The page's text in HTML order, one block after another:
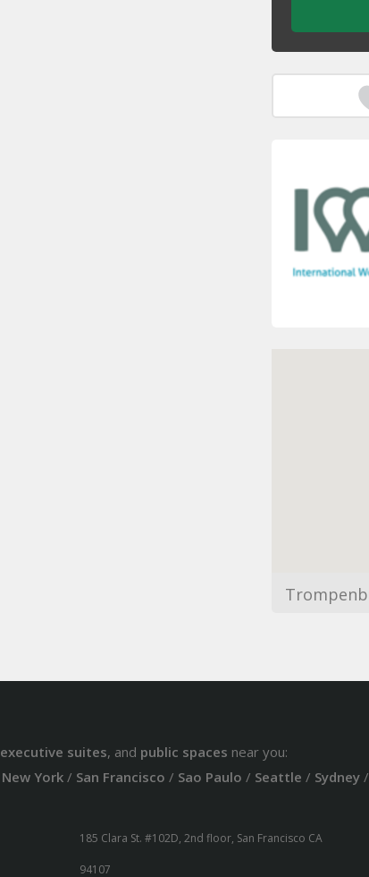
executive suites, and public spaces near you:
New York/ San Francisco / Sao Paulo / Seattle / Sydney/
185 Clara St. #102D, 2nd floor, San Francisco CA
94107